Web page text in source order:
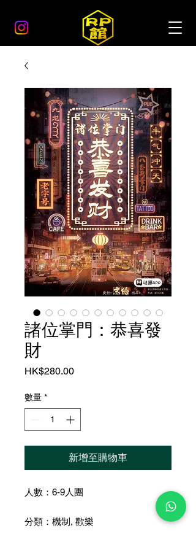
諸位掌門：恭喜發
財
HK$280.00價
數量 *
新增至購物車
人數：6-9人團
分類：機制, 歡樂